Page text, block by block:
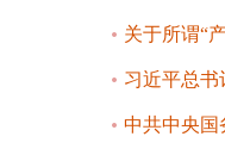
关于所谓“
习近平总书
中共中央国